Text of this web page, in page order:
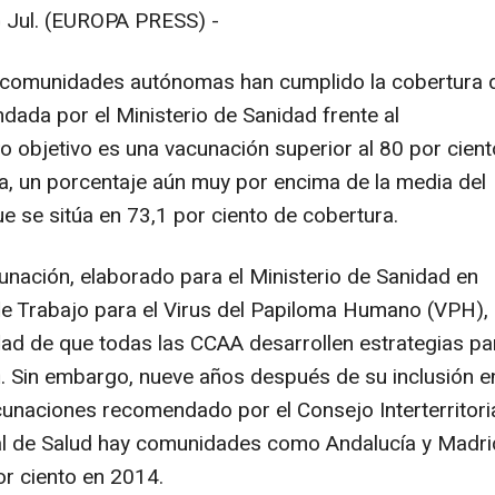
(EUROPA PRESS) -
autónomas han cumplido la cobertura
por el Ministerio de Sanidad frente al
objetivo es una vacunación superior al 80 por
un porcentaje aún muy por encima de la media del
se sitúa en 73,1 por ciento de cobertura.
elaborado para el Ministerio de Sanidad en
Trabajo para el Virus del Papiloma Humano (VPH),
de que todas las CCAA desarrollen estrategias
embargo, nueve años después de su inclusión
recomendado por el Consejo
de Salud hay comunidades como Andalucía y
ciento en 2014.